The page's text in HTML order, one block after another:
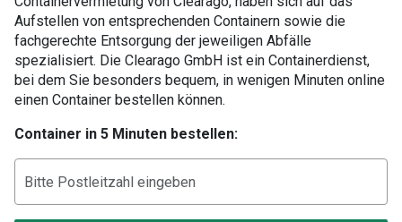
Aufstellen von entsprechenden Containern sowie die
fachgerechte Entsorgung der jeweiligen Abfälle
spezialisiert. Die Clearago GmbH ist ein Containerdienst,
bei dem Sie besonders bequem, in wenigen Minuten online
einen Container bestellen können.
Container in 5 Minuten bestellen: